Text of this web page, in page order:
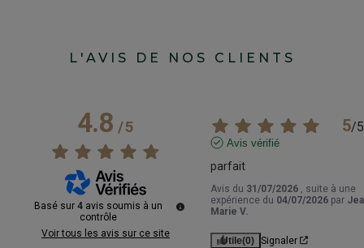
L'AVIS DE NOS CLIENTS
4.8/5
Basé sur 4 avis soumis à un
contrôle
Voir tous les avis sur ce site
5/5
Avis vérifié
parfait
Avis du 31/07/2026
, suite à une
expérience du 04/07/2026 par
Marie V.
Utile(0) Signaler